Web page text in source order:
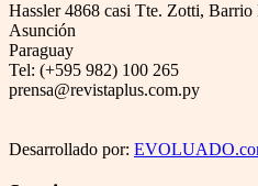
Hassler 4868 casi Tte. Zotti, Barrio
Asunción
Paraguay
Tel: (+595 982) 100 265
prensa@revistaplus.com.py
Desarrollado por: